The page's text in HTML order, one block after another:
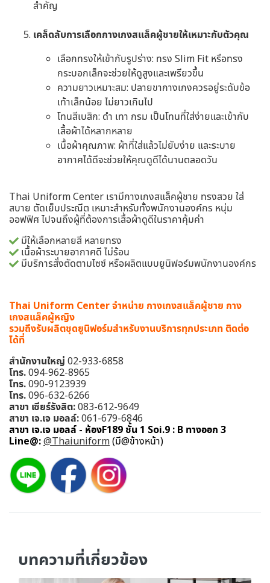
สำคัญ
เคล็ดลับการเลือกกางเกงสแล็คผู้ชายให้เหมาะกับตัวคุณ
เลือกทรงให้เข้ากับรูปร่าง: ทรง Slim Fit หรือทรง
กระบอกเล็กจะช่วยให้ดูสูงและเพรียวขึ้น
ความยาวเหมาะสม: ปลายขากางเกงควรอยู่ระดับข้อ
เท้าเล็กน้อย ไม่ยาวเกินไป
โทนสีเบสิก: ดำ เทา กรม เป็นโทนที่ใส่ง่ายและเข้ากับ
เสื้อผ้าได้หลากหลาย
เนื้อผ้าคุณภาพ: ผ้าที่ใส่แล้วไม่ยับง่าย และระบาย
อากาศได้ดีจะช่วยให้คุณดูดีได้นานตลอดวัน
Thai Uniform Center เรามีกางเกงสแล็คผู้ชาย ทรงสวย ใส่
สบาย ตัดเย็บประณีต เหมาะสำหรับทั้งพนักงานองค์กร หนุ่ม
ออฟฟิศ ไปจนถึงผู้ที่ต้องการเสื้อผ้าดูดีในราคาคุ้มค่า
มีให้เลือกหลายสี หลายทรง
เนื้อผ้าระบายอากาศดี ไม่ร้อน
มีบริการสั่งตัดตามไซซ์ หรือผลิตแบบยูนิฟอร์มพนักงานองค์กร
Thai Uniform Center จำหน่าย กางเกงสแล็คผู้ชาย กาง
เกงสแล็คผู้หญิง
รวมถึงรับผลิตชุดยูนิฟอร์มสำหรับงานบริการทุกประเภท ติดต่อ
ได้ที่
สำนักงานใหญ่ 02-933-6858
โทร.094-962-8965
โทร.090-9123939
โทร.096-632-6266
สาขา เซียร์รังสิต:083-612-9649
สาขา เจ.เจ มอลล์:061-679-6846
สาขา เจ.เจ มอลล์ - ห้องF189 ชั้น 1 Soi.9 : B ทางออก 3
Line@:@Thaiuniform(มี@ข้างหน้า)
บทความที่เกี่ยวข้อง